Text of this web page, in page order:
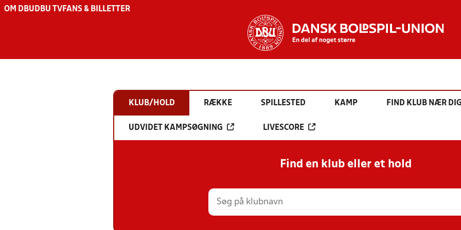
OM DBU DBU TV FANS & BILLETTER
KLUB/HOLD RÆKKE SPILLESTED KAMP FIND KLUB NÆR
UDVIDET KAMPSØGNING LIVESCORE
Find en klub eller et hold